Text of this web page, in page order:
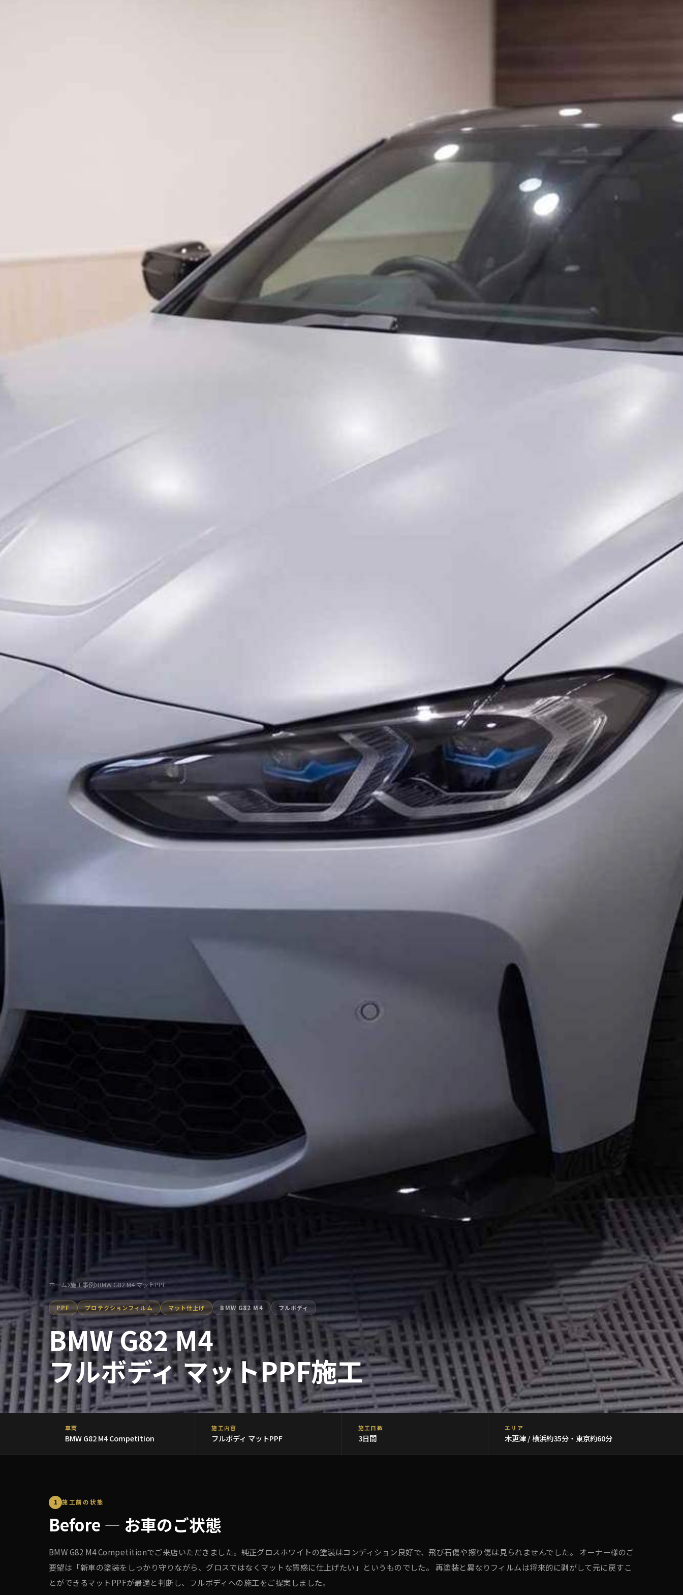
ホーム 施工事例 BMW G82 M4 マットPPF
PPF プロテクションフィルム マット仕上げ BMW G82 M4 フルボディ
BMW G82 M4
フルボディ マットPPF施工
車両
BMW G82 M4 Competition
施工内容
フルボディ マットPPF
施工日数
3日間
エリア
木更津 / 横浜約35分・東京約60分
1 施工前の状態
Before — お車のご状態
BMW G82 M4 Competitionでご来店いただきました。純正グロスホワイトの塗装はコンディション良好で、飛び石傷や擦り傷は見られませんでした。 オーナー様のご
要望は「新車の塗装をしっかり守りながら、グロスではなくマットな質感に仕上げたい」というものでした。 再塗装と異なりフィルムは将来的に剥がして元に戻すこ
とができるマットPPFが最適と判断し、フルボディへの施工をご提案しました。